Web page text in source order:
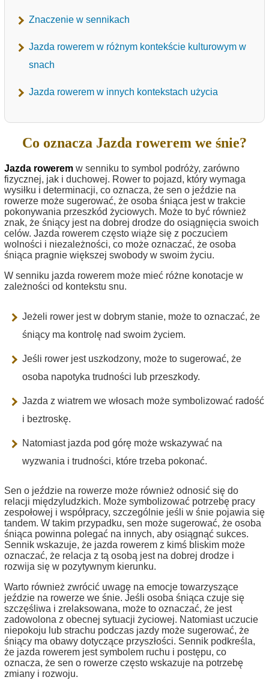
Znaczenie w sennikach
Jazda rowerem w różnym kontekście kulturowym w
snach
Jazda rowerem w innych kontekstach użycia
Co oznacza Jazda rowerem we śnie?
Jazda rowerem w senniku to symbol podróży, zarówno
fizycznej, jak i duchowej. Rower to pojazd, który wymaga
wysiłku i determinacji, co oznacza, że sen o jeździe na
rowerze może sugerować, że osoba śniąca jest w trakcie
pokonywania przeszkód życiowych. Może to być również
znak, że śniący jest na dobrej drodze do osiągnięcia swoich
celów. Jazda rowerem często wiąże się z poczuciem
wolności i niezależności, co może oznaczać, że osoba
śniąca pragnie większej swobody w swoim życiu.
W senniku jazda rowerem może mieć różne konotacje w
zależności od kontekstu snu.
Jeżeli rower jest w dobrym stanie, może to oznaczać, że
śniący ma kontrolę nad swoim życiem.
Jeśli rower jest uszkodzony, może to sugerować, że
osoba napotyka trudności lub przeszkody.
Jazda z wiatrem we włosach może symbolizować radość
i beztroskę.
Natomiast jazda pod górę może wskazywać na
wyzwania i trudności, które trzeba pokonać.
Sen o jeździe na rowerze może również odnosić się do
relacji międzyludzkich. Może symbolizować potrzebę pracy
zespołowej i współpracy, szczególnie jeśli w śnie pojawia się
tandem. W takim przypadku, sen może sugerować, że osoba
śniąca powinna polegać na innych, aby osiągnąć sukces.
Sennik wskazuje, że jazda rowerem z kimś bliskim może
oznaczać, że relacja z tą osobą jest na dobrej drodze i
rozwija się w pozytywnym kierunku.
Warto również zwrócić uwagę na emocje towarzyszące
jeździe na rowerze we śnie. Jeśli osoba śniąca czuje się
szczęśliwa i zrelaksowana, może to oznaczać, że jest
zadowolona z obecnej sytuacji życiowej. Natomiast uczucie
niepokoju lub strachu podczas jazdy może sugerować, że
śniący ma obawy dotyczące przyszłości. Sennik podkreśla,
że jazda rowerem jest symbolem ruchu i postępu, co
oznacza, że sen o rowerze często wskazuje na potrzebę
zmiany i rozwoju.